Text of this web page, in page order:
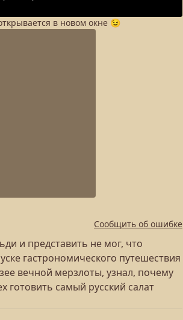
в новом окне 😉
Сообщить об ошибке
и представить не мог, что
гастрономического путешествия
вечной мерзлоты, узнал, почему
готовить самый русский салат